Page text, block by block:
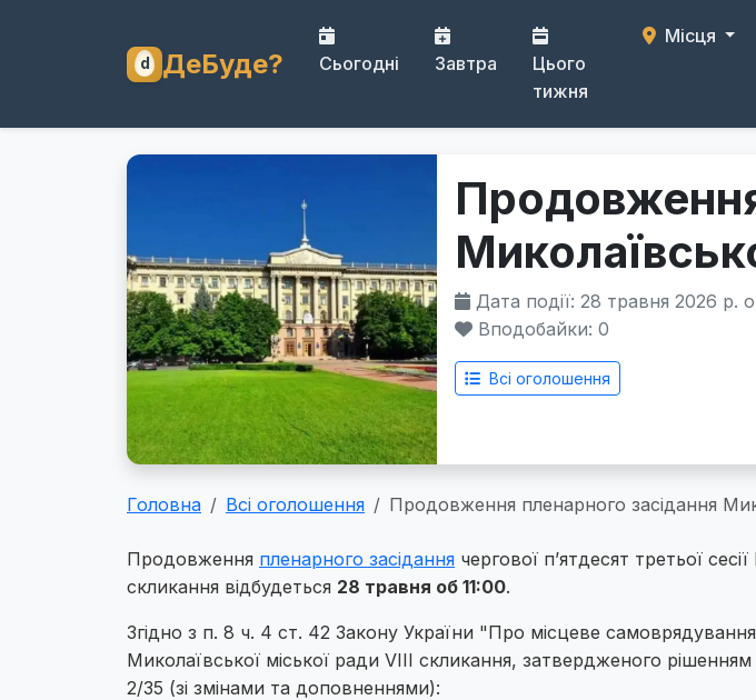
ДеБуде? Сьогодні Завтра
Цього
тижня
Місця
Дата події: 28 травня 2026 р. о
Вподобайки: 0
Всі оголошення
Головна Всі оголошення Продовження пленарного засідання
Продовження пленарного засідання чергової п’ятдесят третьої
скликання відбудеться 28 травня об 11:00.
Згідно з п. 8 ч. 4 ст. 42 Закону України "Про місцеве
Миколаївської міської ради VIII скликання, затвердженого
2/35 (зі змінами та доповненнями):